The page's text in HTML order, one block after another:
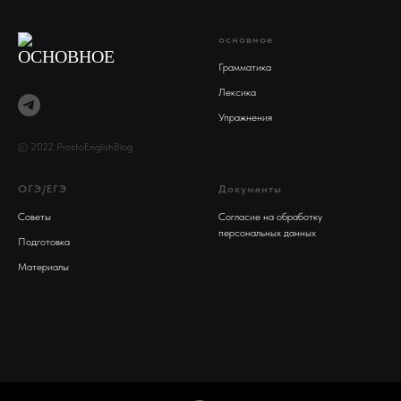
© 2022 ProstoEnglishBlog
основное
Грамматика
Лексика
Упражнения
ОГЭ/ЕГЭ
Советы
Подготовка
Материалы
Документы
Согласие на обработку
персональных данных